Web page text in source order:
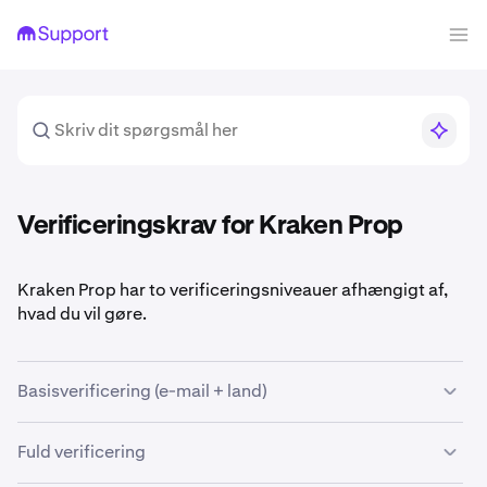
Verificeringskrav for Kraken Prop
Kraken Prop har to verificeringsniveauer afhængigt af,
hvad du vil gøre.
Basisverificering (e-mail + land)
Dette er minimumet for at komme i gang med Kraken
Fuld verificering